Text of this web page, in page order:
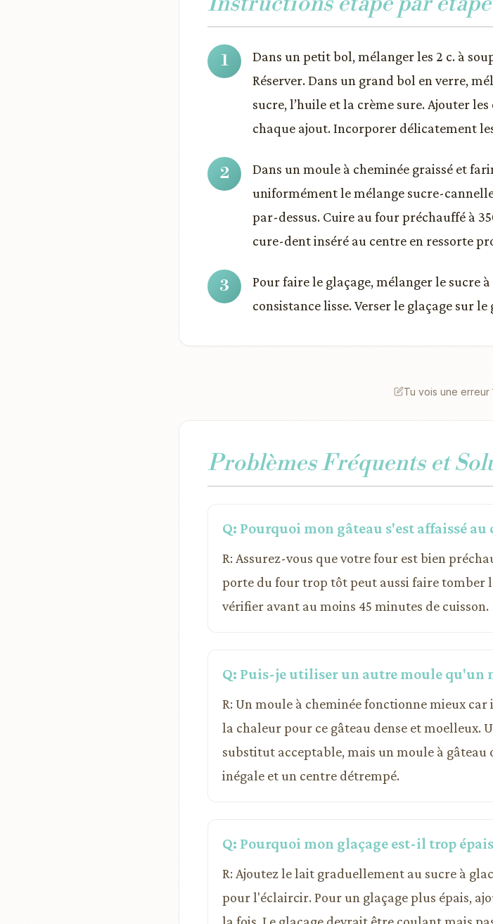
Dans un petit bol, mélanger les 2 c. à
Réserver. Dans un grand bol en verre,
sucre, l’huile et la crème sure. Ajouter
chaque ajout. Incorporer délicatement
Dans un moule à cheminée graissé et
uniformément le mélange sucre-
par-dessus. Cuire au four préchauffé à
cure-dent inséré au centre en ressorte
Pour faire le glaçage, mélanger le sucre
consistance lisse. Verser le glaçage sur
Tu vois une erreur
Problèmes Fréquents et
Q: Pourquoi mon gâteau s'est affaissé au
R: Assurez-vous que votre four est bien
porte du four trop tôt peut aussi faire tomber
vérifier avant au moins 45 minutes de cuisson.
Q: Puis-je utiliser un autre moule qu'un
R: Un moule à cheminée fonctionne mieux
la chaleur pour ce gâteau dense et moelleux.
substitut acceptable, mais un moule à
inégale et un centre détrempé.
Q: Pourquoi mon glaçage est-il trop
R: Ajoutez le lait graduellement au sucre à
pour l'éclaircir. Pour un glaçage plus épais,